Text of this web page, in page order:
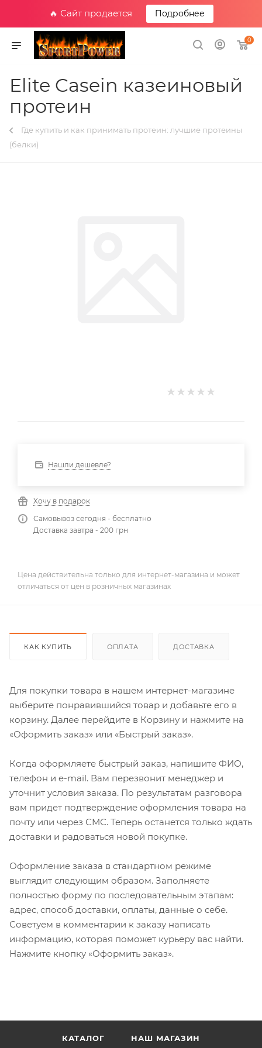
🔥 Сайт продается Подробнее
0
Elite Casein казеиновый
протеин
Где купить и как принимать протеин: лучшие протеины
(белки)
Нашли дешевле?
Хочу в подарок
Самовывоз сегодня - бесплатно
Доставка завтра - 200 грн
Цена действительна только для интернет-магазина и может
отличаться от цен в розничных магазинах
КАК КУПИТЬ ОПЛАТА ДОСТАВКА
Для покупки товара в нашем интернет-магазине
выберите понравившийся товар и добавьте его в
корзину. Далее перейдите в Корзину и нажмите на
«Оформить заказ» или «Быстрый заказ».
Когда оформляете быстрый заказ, напишите ФИО,
телефон и e-mail. Вам перезвонит менеджер и
уточнит условия заказа. По результатам разговора
вам придет подтверждение оформления товара на
почту или через СМС. Теперь останется только ждать
доставки и радоваться новой покупке.
Оформление заказа в стандартном режиме
выглядит следующим образом. Заполняете
полностью форму по последовательным этапам:
адрес, способ доставки, оплаты, данные о себе.
Советуем в комментарии к заказу написать
информацию, которая поможет курьеру вас найти.
Нажмите кнопку «Оформить заказ».
КАТАЛОГ НАШ МАГАЗИН